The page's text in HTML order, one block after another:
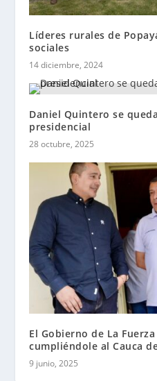
Líderes rurales de
sociales
14 diciembre, 2024
Daniel Quintero se
presidencial
28 octubre, 2025
El Gobierno de La
cumpliéndole al Cauca
9 junio, 2025